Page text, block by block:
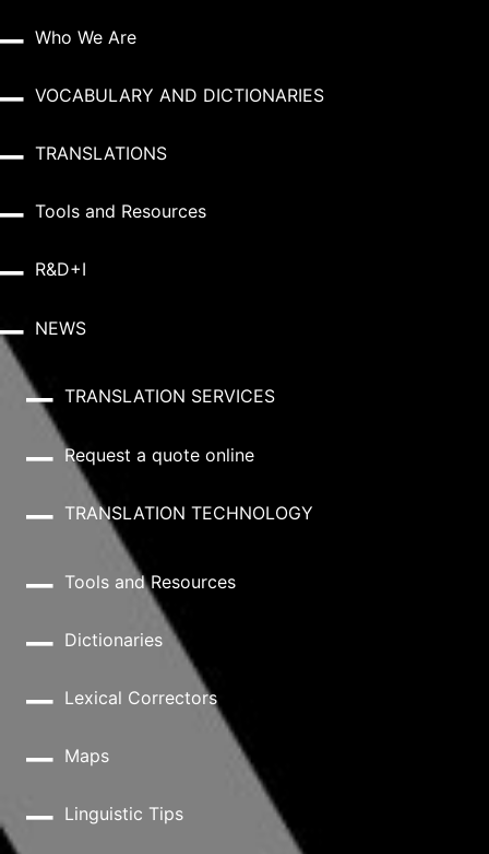
Who We Are
VOCABULARY AND DICTIONARIES
TRANSLATIONS
Tools and Resources
R&D+I
NEWS
TRANSLATION SERVICES
Request a quote online
TRANSLATION TECHNOLOGY
Tools and Resources
Dictionaries
Lexical Correctors
Maps
Linguistic Tips